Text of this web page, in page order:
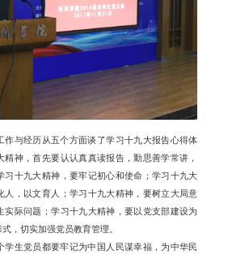
作与经历从五个方面谈了学习十九大报告心得体
精神，首先要认认真真读报告，勤思善学常讲，
习十九大精神，要牢记初心和使命；学习十九大
人，以文育人；学习十九大精神，要树立大局意
实际问题；学习十九大精神，要以党支部建设为
，切实加强党员教育管理。
学生党员都要牢记为中国人民谋幸福，为中华民